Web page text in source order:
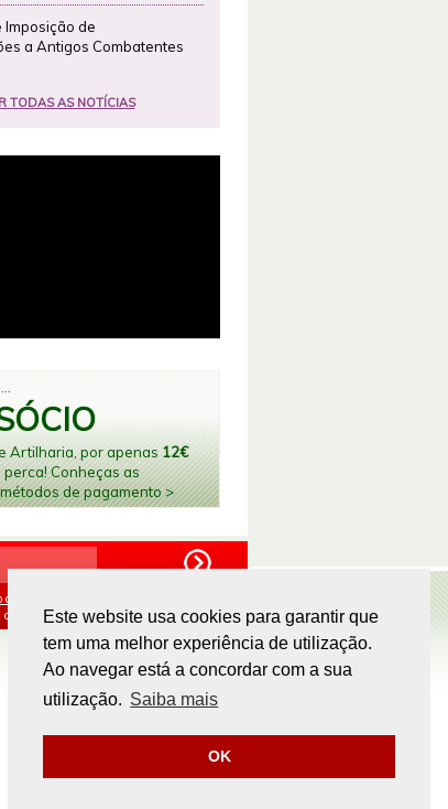
Este website usa cookies para garantir que
tem uma melhor experiência de utilização.
Ao navegar está a concordar com a sua
utilização. Saiba mais
OK
Imposição de
a Antigos Combatentes
TODAS AS NOTÍCIAS
Artilharia, por apenas 12€
perca! Conheças as
de pagamento >
dados
os fins mencionados.
PAGAMENTOS ONLINE